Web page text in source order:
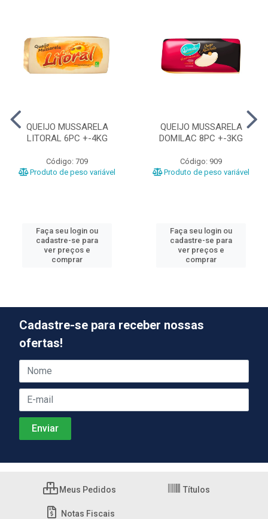
QUEIJO MUSSARELA
LITORAL 6PC +-4KG
Código: 709
Produto de peso variável
Faça seu login ou
cadastre-se para
ver preços e
comprar
QUEIJO MUSSARELA
DOMILAC 8PC +-3KG
Código: 909
Produto de peso variável
Faça seu login ou
cadastre-se para
ver preços e
comprar
Cadastre-se para receber nossas
ofertas!
Meus Pedidos Títulos
Notas Fiscais